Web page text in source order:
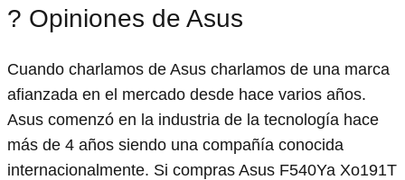
? Opiniones de Asus
Cuando charlamos de Asus charlamos de una marca
afianzada en el mercado desde hace varios años.
Asus comenzó en la industria de la tecnología hace
más de 4 años siendo una compañía conocida
internacionalmente. Si compras Asus F540Ya Xo191T